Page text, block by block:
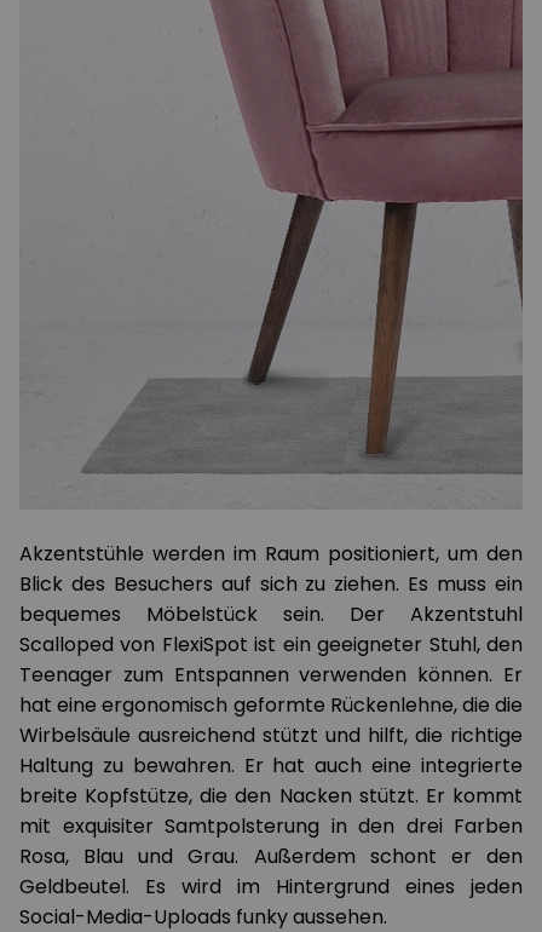
Akzentstühle werden im Raum positioniert, um den
Blick des Besuchers auf sich zu ziehen. Es muss ein
bequemes Möbelstück sein. Der Akzentstuhl
Scalloped von FlexiSpot ist ein geeigneter Stuhl, den
Teenager zum Entspannen verwenden können. Er
hat eine ergonomisch geformte Rückenlehne, die die
Wirbelsäule ausreichend stützt und hilft, die richtige
Haltung zu bewahren. Er hat auch eine integrierte
breite Kopfstütze, die den Nacken stützt. Er kommt
mit exquisiter Samtpolsterung in den drei Farben
Rosa, Blau und Grau. Außerdem schont er den
Geldbeutel. Es wird im Hintergrund eines jeden
Social-Media-Uploads funky aussehen.